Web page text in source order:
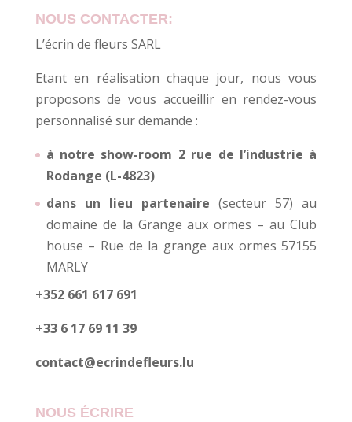
NOUS CONTACTER:
L’écrin de fleurs SARL
Etant en réalisation chaque jour, nous vous
proposons de vous accueillir en rendez-vous
personnalisé sur demande :
à notre show-room 2 rue de l’industrie à
Rodange (L-4823)
dans un lieu partenaire (secteur 57) au
domaine de la Grange aux ormes – au Club
house – Rue de la grange aux ormes 57155
MARLY
+352 661 617 691
+33 6 17 69 11 39
contact@ecrindefleurs.lu
NOUS ÉCRIRE